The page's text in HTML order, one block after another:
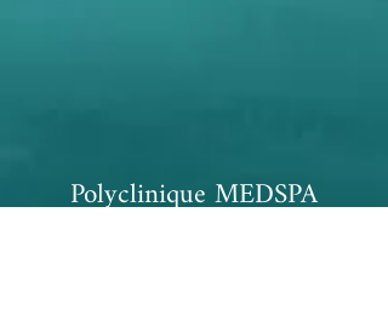
Polyclinique MEDSPA